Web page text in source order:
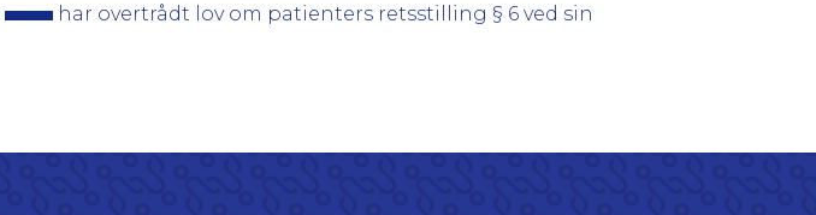
har overtrådt lov om patienters retsstilling § 6 ved sin